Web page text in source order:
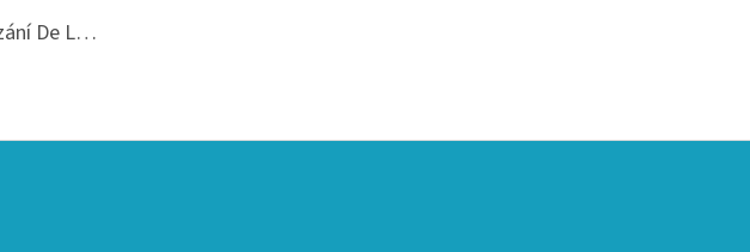
Priessnitz Kloubní mazání De Luxe, 200ml